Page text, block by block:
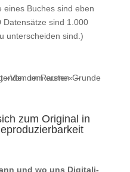
eines Buches sind eben
sind 1.000
unter­schei­den sind.)
zum Original in
und wo uns Digi­ta­li­